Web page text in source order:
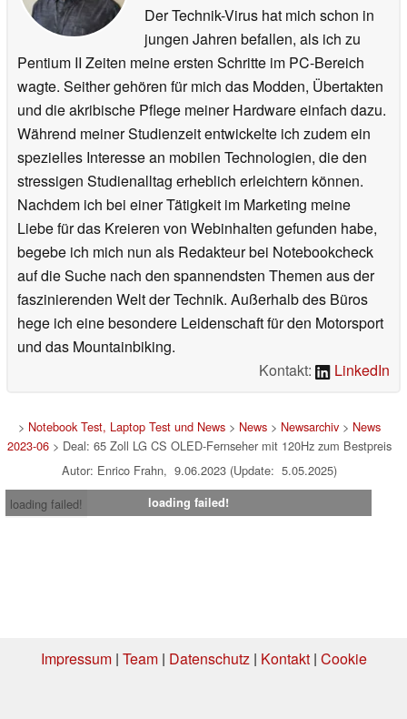
Der Technik-Virus hat mich schon in
jungen Jahren befallen, als ich zu
Pentium II Zeiten meine ersten Schritte im PC-Bereich
wagte. Seither gehören für mich das Modden, Übertakten
und die akribische Pflege meiner Hardware einfach dazu.
Während meiner Studienzeit entwickelte ich zudem ein
spezielles Interesse an mobilen Technologien, die den
stressigen Studienalltag erheblich erleichtern können.
Nachdem ich bei einer Tätigkeit im Marketing meine
Liebe für das Kreieren von Webinhalten gefunden habe,
begebe ich mich nun als Redakteur bei Notebookcheck
auf die Suche nach den spannendsten Themen aus der
faszinierenden Welt der Technik. Außerhalb des Büros
hege ich eine besondere Leidenschaft für den Motorsport
und das Mountainbiking.
Kontakt:
LinkedIn
> Notebook Test, Laptop Test und News> News> Newsarchiv> News
2023-06> Deal: 65 Zoll LG CS OLED-Fernseher mit 120Hz zum Bestpreis
Autor: Enrico Frahn, 9.06.2023 (Update: 5.05.2025)
loading failed!
loading failed!
Impressum| Team| Datenschutz| Kontakt| Cookie